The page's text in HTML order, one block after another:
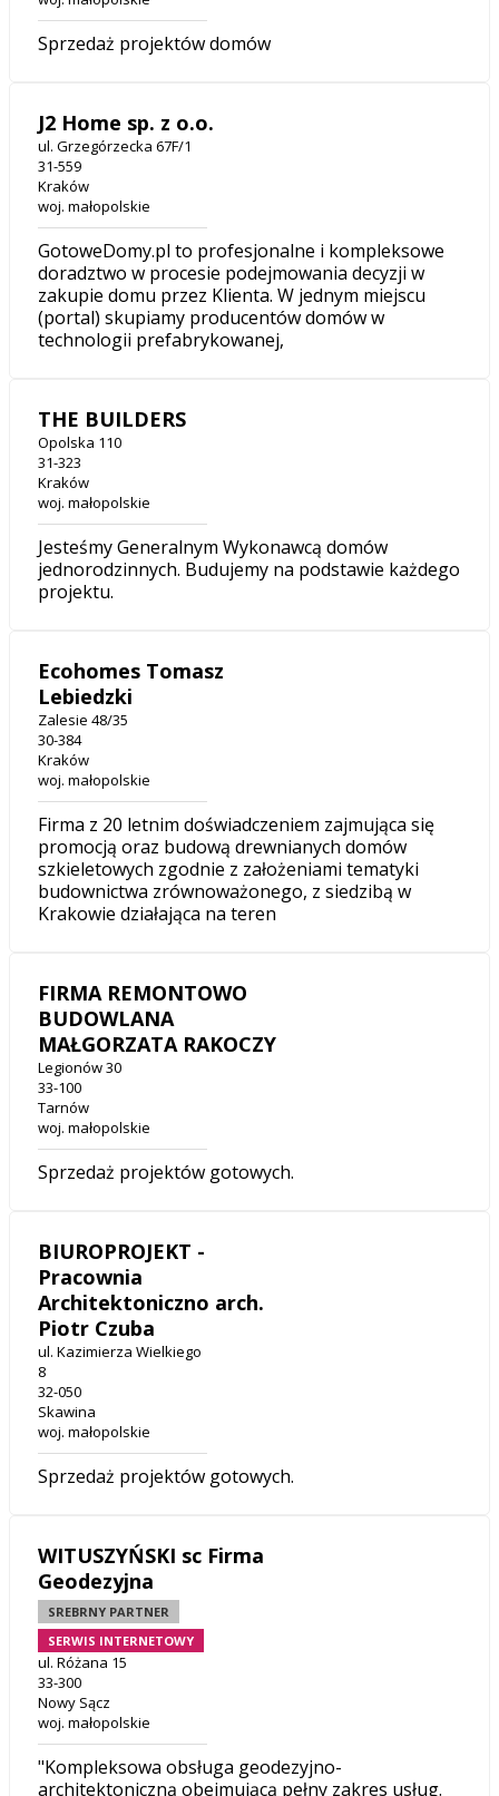
Sprzedaż projektów domów
J2 Home sp. z o.o.
ul. Grzegórzecka 67F/1
31-559
Kraków
woj. małopolskie
GotoweDomy.pl to profesjonalne i kompleksowe
doradztwo w procesie podejmowania decyzji w
zakupie domu przez Klienta. W jednym miejscu
(portal) skupiamy producentów domów w
technologii prefabrykowanej,
THE BUILDERS
Opolska 110
31-323
Kraków
woj. małopolskie
Jesteśmy Generalnym Wykonawcą domów
jednorodzinnych. Budujemy na podstawie każdego
projektu.
Ecohomes Tomasz
Lebiedzki
Zalesie 48/35
30-384
Kraków
woj. małopolskie
Firma z 20 letnim doświadczeniem zajmująca się
promocją oraz budową drewnianych domów
szkieletowych zgodnie z założeniami tematyki
budownictwa zrównoważonego, z siedzibą w
Krakowie działająca na teren
FIRMA REMONTOWO
BUDOWLANA
MAŁGORZATA RAKOCZY
Legionów 30
33-100
Tarnów
woj. małopolskie
Sprzedaż projektów gotowych.
BIUROPROJEKT -
Pracownia
Architektoniczno arch.
Piotr Czuba
ul. Kazimierza Wielkiego
8
32-050
Skawina
woj. małopolskie
Sprzedaż projektów gotowych.
WITUSZYŃSKI sc Firma
Geodezyjna
SREBRNY PARTNER
SERWIS INTERNETOWY
ul. Różana 15
33-300
Nowy Sącz
woj. małopolskie
"Kompleksowa obsługa geodezyjno-
architektoniczną obejmującą pełny zakres usług.